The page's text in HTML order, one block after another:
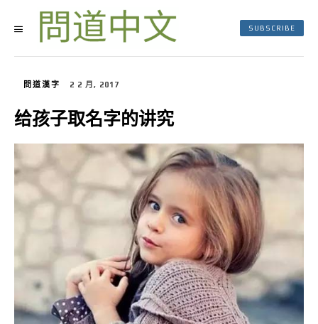
SUBSCRIBE
問道漢字 2 2 月, 2017
给孩子取名字的讲究